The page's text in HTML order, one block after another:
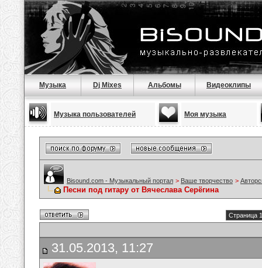
Музыка Dj Mixes Альбомы Видеоклипы
Музыка пользователей Моя музыка
Bisound.com - Музыкальный портал > Ваше творчество >
Песни под гитару от Вячеслава Серёгина
Страница
31.05.2013, 11:27